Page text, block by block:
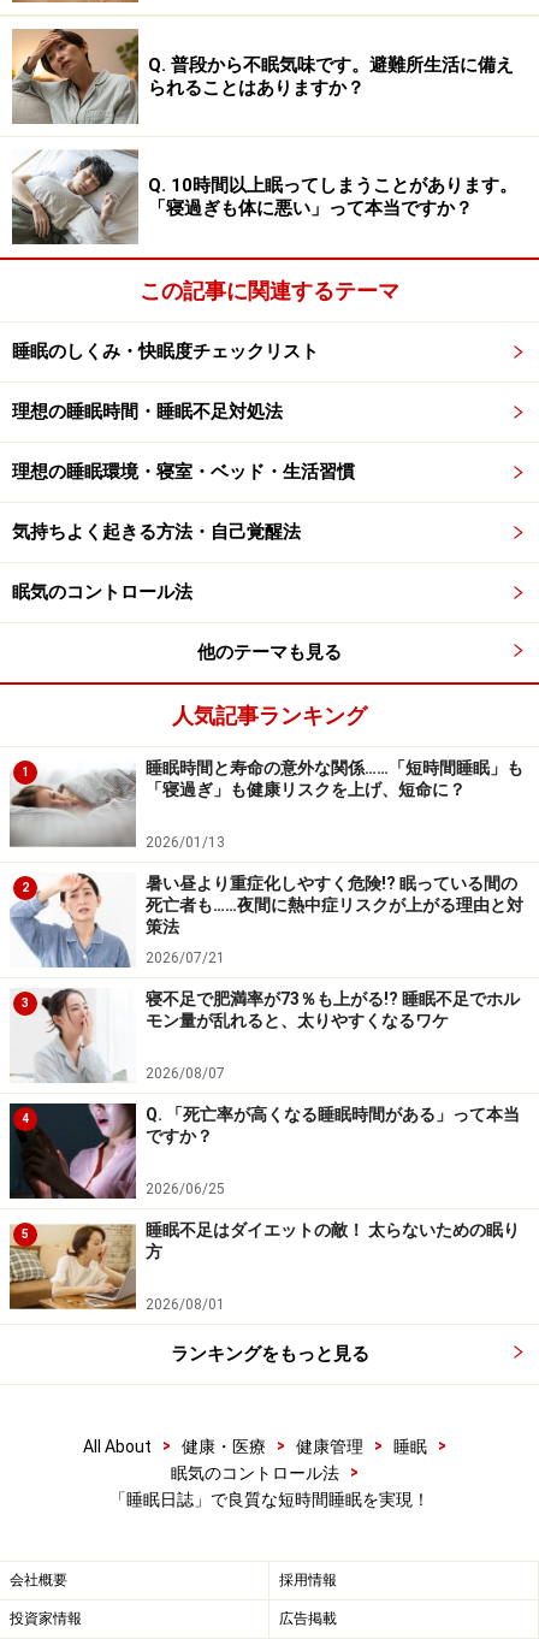
しがみつこうとします。
寝床にいる時間、つまり寝床についてから寝床を出るま
での時間を、
当に必要な睡眠時間の差を縮めて、睡眠の効率を高める
ことが、睡眠制限療法の目的です。
この方法を習得すれば、睡眠時間は必要十分になるの
で、起きて活動する時間を最大限に確保できます。ま
た、睡眠の効率が良くなることで睡眠の質も高まり、心
身の状態も向上します。
では、具体的な方法を、６つのステップに分けてご紹介
します。
必要な睡眠時間は、個性的であることを理
解する
す
平成18年の社会生活基本調査によると、日本人全体の平
均睡眠時間は７時間42分でした。しかしこれは、睡眠時
間の平均値を示すものでしかなく、あなたの体と脳が必
要としている睡眠時間を表してはいるわけではありませ
ん。
睡眠の長さとパターンは人それぞれで、とても個性的な
ものです。年齢や性別によって、平均的な睡眠時間も違
ってきます。また、ロングスリーパーとショートスリー
パー、夜型と朝型、安眠型と不眠型など、いくつかのタ
イプにも分けられています。
「８時間眠らないといけない」という、間違った思い込
みにとらわれていると、あなたの貴重な時間を寝床の中
で失ってしまいます。自分に必要かつ十分な睡眠時間を
知り、その時間だけ深く眠ることが、健康で効率の良い
人生につながることを理解しましょう。
ましょう。
※記事内容は執筆時点のものです。最新の内容をご確認くださ
い。
※当サイトにおける医師・医療従事者等による情報の提供は、診
Q. 普段から不眠気味です。避難所生活に備え
られることはありますか？
Q. 10時間以上眠ってしまうことがあります。
「寝過ぎも体に悪い」って本当ですか？
この記事に関連するテーマ
睡眠のしくみ・快眠度チェックリスト
理想の睡眠時間・睡眠不足対処法
理想の睡眠環境・寝室・ベッド・生活習慣
気持ちよく起きる方法・自己覚醒法
眠気のコントロール法
他のテーマも見る
人気記事ランキング
1
睡眠時間と寿命の意外な関係……「短時間睡眠」も
「寝過ぎ」も健康リスクを上げ、短命に？
2026/01/13
2
暑い昼より重症化しやすく危険!? 眠っている間の
死亡者も……夜間に熱中症リスクが上がる理由と対
策法
2026/07/21
3
寝不足で肥満率が73％も上がる!? 睡眠不足でホル
モン量が乱れると、太りやすくなるワケ
2026/08/07
4
Q. 「死亡率が高くなる睡眠時間がある」って本当
ですか？
2026/06/25
5
睡眠不足はダイエットの敵！ 太らないための眠り
方
2026/08/01
ランキングをもっと見る
All About > 健康・医療 > 健康管理 > 睡眠
>
眠気のコントロール法
>
「睡眠日誌」で良質な短時間睡眠を実現！
会社概要 採用情報
投資家情報 広告掲載